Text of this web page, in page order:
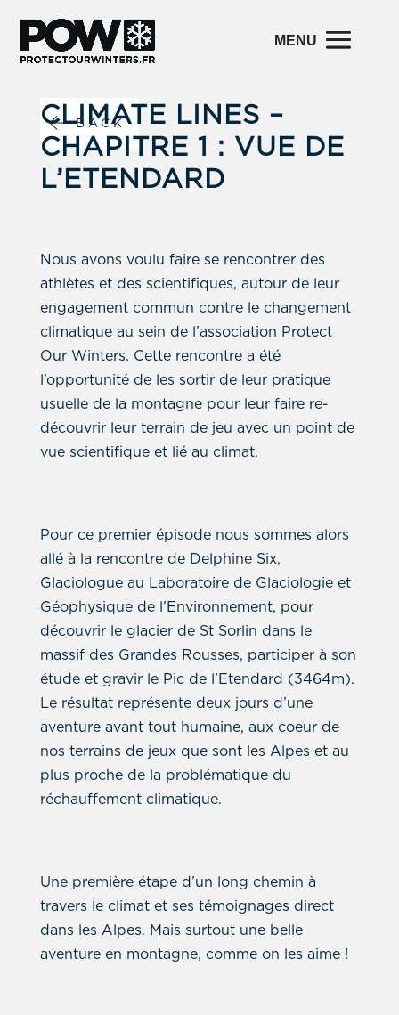
BACK
CLIMATE LINES –
CHAPITRE 1 : VUE DE
L’ETENDARD
Nous avons voulu faire se rencontrer des
athlètes et des scientifiques, autour de leur
engagement commun contre le changement
climatique au sein de l’association Protect
Our Winters. Cette rencontre a été
l’opportunité de les sortir de leur pratique
usuelle de la montagne pour leur faire re-
découvrir leur terrain de jeu avec un point de
vue scientifique et lié au climat.
Pour ce premier épisode nous sommes alors
allé à la rencontre de Delphine Six,
Glaciologue au Laboratoire de Glaciologie et
Géophysique de l’Environnement, pour
découvrir le glacier de St Sorlin dans le
massif des Grandes Rousses, participer à son
étude et gravir le Pic de l’Etendard (3464m).
Le résultat représente deux jours d’une
aventure avant tout humaine, aux coeur de
nos terrains de jeux que sont les Alpes et au
plus proche de la problématique du
réchauffement climatique.
Une première étape d’un long chemin à
travers le climat et ses témoignages direct
dans les Alpes. Mais surtout une belle
aventure en montagne, comme on les aime !